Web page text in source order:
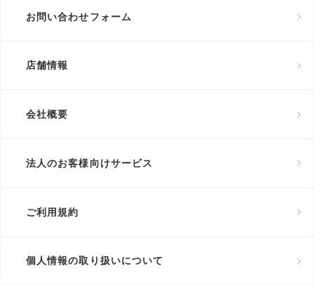
お問い合わせフォーム
店舗情報
会社概要
法人のお客様向けサービス
ご利用規約
個人情報の取り扱いについて